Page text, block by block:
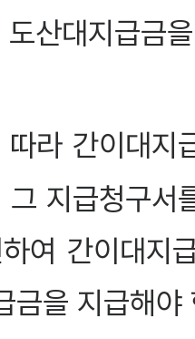
도산대지급
라 간이대지
지급청구
여 간이대지
금을 지급해